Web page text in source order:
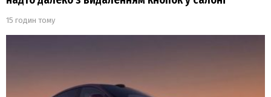
15 годин тому